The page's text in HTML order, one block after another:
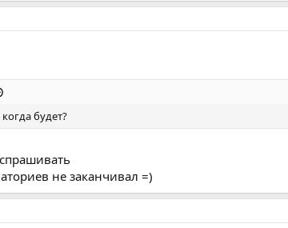
будет?
не заканчивал =)